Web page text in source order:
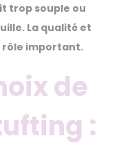
trop souple ou
La qualité et
rôle important.
de
: